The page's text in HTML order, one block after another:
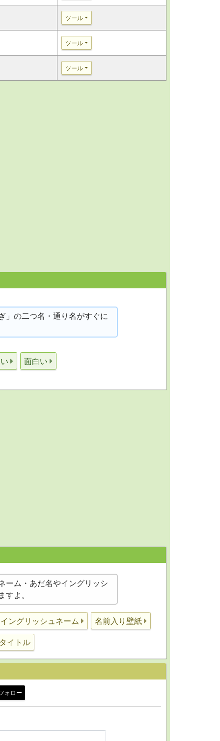
ツール
ツール
ツール
」の二つ名・通り名がすぐに
面白い
ーム・あだ名やイングリッシ
すよ。
イングリッシュネーム 名前入り壁紙
イトル
ォロー